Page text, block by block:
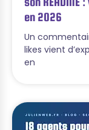
en 2026
Un
likes vient
en